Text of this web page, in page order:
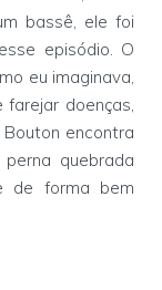
bassê, ele foi
episódio. O
eu imaginava,
doenças,
encontra
quebrada
de forma bem